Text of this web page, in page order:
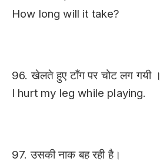
How long will it take?
96. खेलते हुए टाँग पर चोट लग गयी ।
I hurt my leg while playing.
97. उसकी नाक बह रही है।